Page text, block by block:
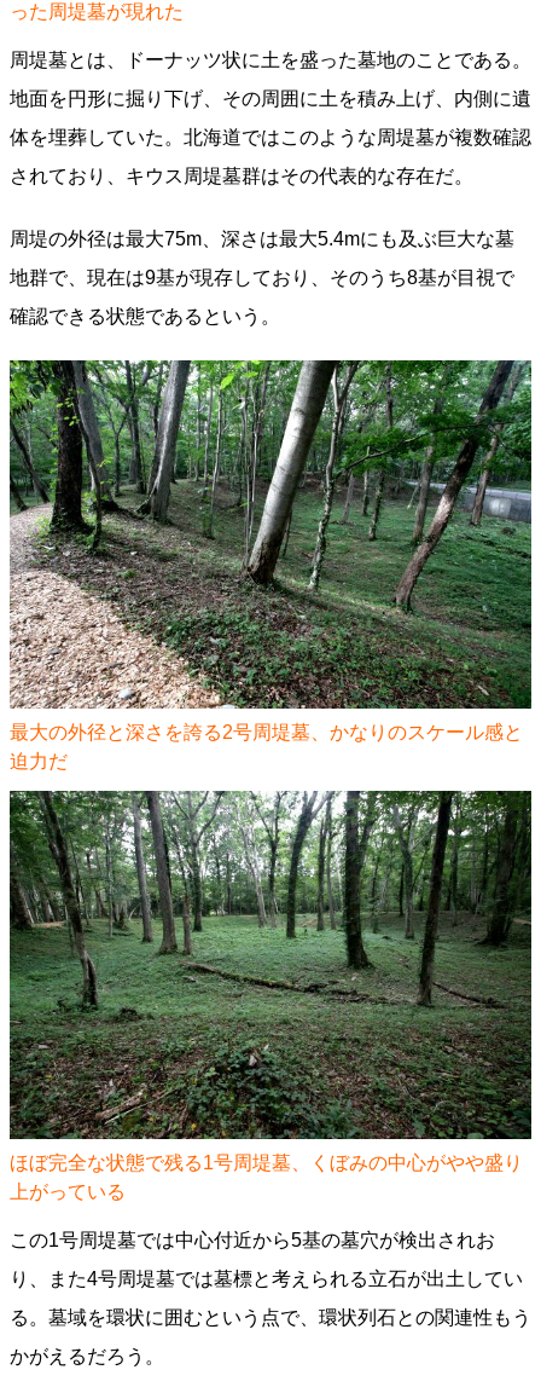
った周堤墓が現れた
周堤墓とは、ドーナッツ状に土を盛った墓地のことである。
地面を円形に掘り下げ、その周囲に土を積み上げ、内側に遺
体を埋葬していた。北海道ではこのような周堤墓が複数確認
されており、キウス周堤墓群はその代表的な存在だ。
周堤の外径は最大75m、深さは最大5.4mにも及ぶ巨大な墓
地群で、現在は9基が現存しており、そのうち8基が目視で
確認できる状態であるという。
最大の外径と深さを誇る2号周堤墓、かなりのスケール感と
迫力だ
ほぼ完全な状態で残る1号周堤墓、くぼみの中心がやや盛り
上がっている
この1号周堤墓では中心付近から5基の墓穴が検出されお
り、また4号周堤墓では墓標と考えられる立石が出土してい
る。墓域を環状に囲むという点で、環状列石との関連性もう
かがえるだろう。